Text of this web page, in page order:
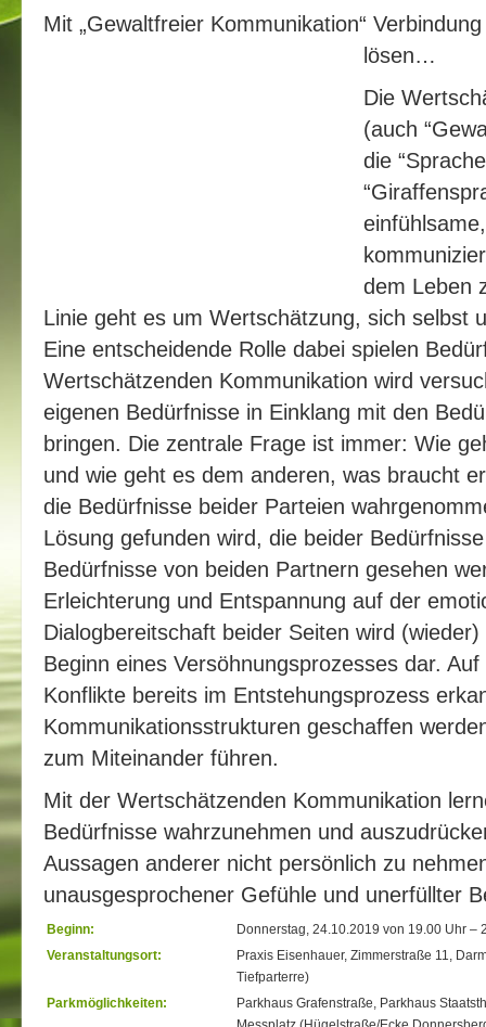
Mit „Gewaltfreier Kommunikation“
lösen…
Die
(auch
die
dem Leben
Linie geht es um Wertschätzung, sich selbst
Eine entscheidende Rolle dabei spielen
Wertschätzenden Kommunikation wird
eigenen Bedürfnisse in Einklang mit den
bringen. Die zentrale Frage ist immer: Wie
und wie geht es dem anderen, was braucht
die Bedürfnisse beider Parteien
Lösung gefunden wird, die beider
Bedürfnisse von beiden Partnern gesehen
Erleichterung und Entspannung auf der
Dialogbereitschaft beider Seiten wird
Beginn eines Versöhnungsprozesses dar.
Konflikte bereits im Entstehungsprozess
Kommunikationsstrukturen geschaffen
zum Miteinander führen.
Mit der Wertschätzenden Kommunikation
Bedürfnisse wahrzunehmen und
Aussagen anderer nicht persönlich zu
unausgesprochener Gefühle und unerfüllter
Beginn:
Donnerstag, 24.10.2019 von 19.00 Uhr –
Veranstaltungsort:
Praxis Eisenhauer, Zimmerstraße 11,
Tiefparterre)
Parkmöglichkeiten:
Parkhaus Grafenstraße, Parkhaus